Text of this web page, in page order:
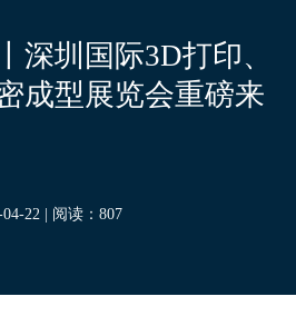
深圳国际3D打印、
成型展览会重磅来
22 | 阅读： 807